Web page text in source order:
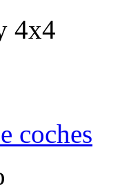
4x4
coches